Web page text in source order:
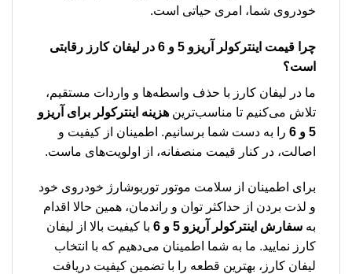
خودروی شما، امری حیاتی است.
چرا قیمت اینترکولر آریزو 5 و 6
در لیفان کارز رقابتی
است؟
ما در لیفان کارز با حذف واسطه‌ها و واردات مستقیم،
تلاش می‌کنیم تا مناسب‌ترین هزینه اینترکولر برای آریزو
5 و 6
را به دست شما برسانیم. اطمینان از کیفیت و
اصالت، در کنار قیمت منصفانه، از اولویت‌های ماست.
برای اطمینان از سلامت موتور توربوشارژ خودروی خود
و لذت بردن از حداکثر توان و راندمان، همین حالا اقدام
به سفارش اینترکولر آریزو 5 و 6
با کیفیت بالا از لیفان
کارز نمایید. ما به شما اطمینان می‌دهیم که با انتخاب
لیفان کارز، بهترین قطعه را با تضمین کیفیت دریافت